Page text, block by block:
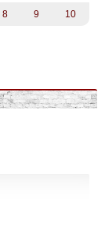
8 9 10